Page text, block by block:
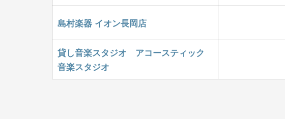
島村楽器 イオン長岡店
貸し音楽スタジオ アコースティック
音楽スタジオ